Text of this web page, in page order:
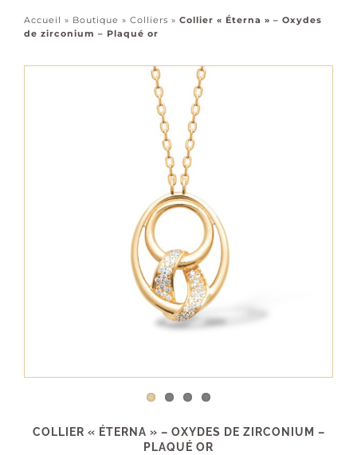
Accessoires
Tous les bijoux
Accueil » Boutique » Colliers » Collier « Éterna » – Oxydes
de zirconium – Plaqué or
COLLIER « ÉTERNA » – OXYDES DE ZIRCONIUM –
PLAQUÉ OR